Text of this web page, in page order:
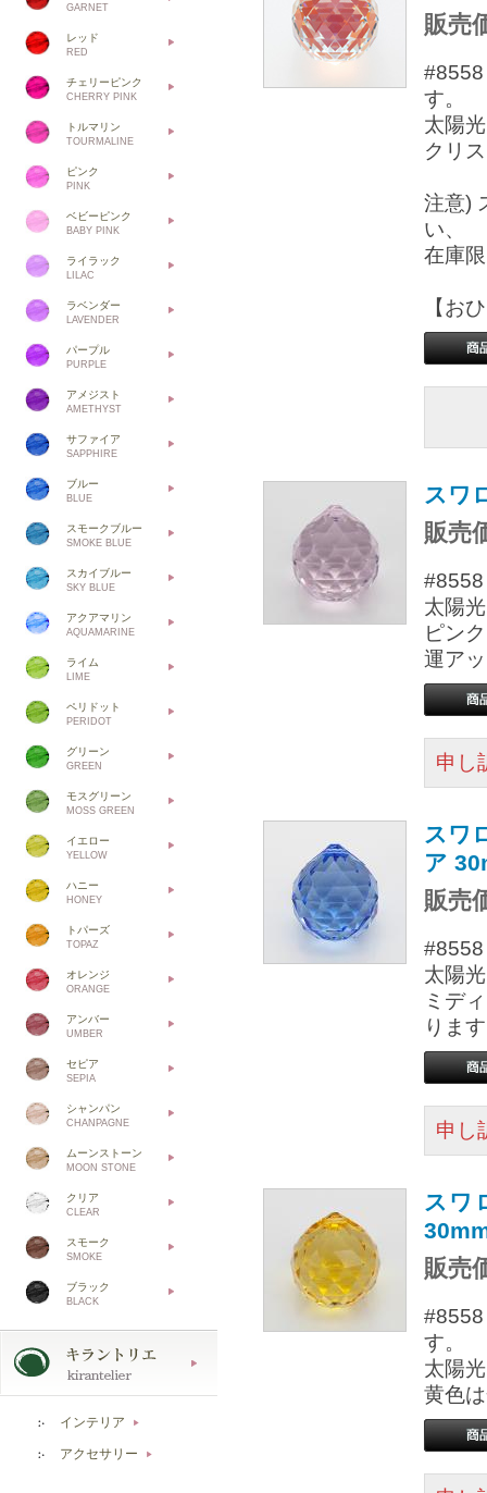
GARNET
レッド
RED
チェリーピンク
CHERRY PINK
トルマリン
TOURMALINE
ピンク
PINK
ベビーピンク
BABY PINK
ライラック
LILAC
ラベンダー
LAVENDER
パープル
PURPLE
アメジスト
AMETHYST
サファイア
SAPPHIRE
ブルー
BLUE
スモークブルー
SMOKE BLUE
スカイブルー
SKY BLUE
アクアマリン
AQUAMARINE
ライム
LIME
ペリドット
PERIDOT
グリーン
GREEN
モスグリーン
MOSS GREEN
イエロー
YELLOW
ハニー
HONEY
トパーズ
TOPAZ
オレンジ
ORANGE
アンバー
UMBER
セピア
SEPIA
シャンパン
CHANPAGNE
ムーンストーン
MOON STONE
クリア
CLEAR
スモーク
SMOKE
ブラック
BLACK
インテリア ▶
アクセサリー ▶
販売
#8558
す。
太陽
クリ
注意)
い、
在庫
【お
スワ
販売
太陽
ピン
運ア
申し
スワ
ア
販売
#8558
太陽
ミデ
りま
申し
ス
販売
#8558
す。
太陽
黄色